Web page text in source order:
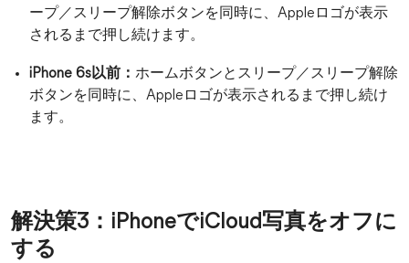
ープ／スリープ解除ボタンを同時に、Appleロゴが表示
されるまで押し続けます。
iPhone 6s以前： ホームボタンとスリープ／スリープ解除
ボタンを同時に、Appleロゴが表示されるまで押し続け
ます。
解決策3：iPhoneでiCloud写真をオフに
する